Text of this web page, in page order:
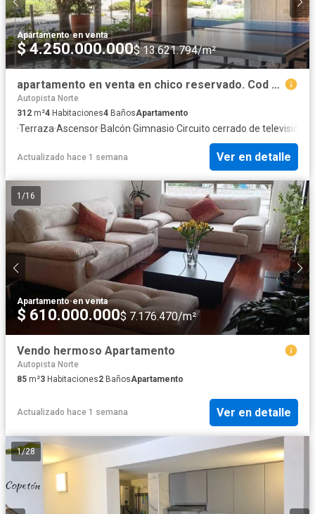
Apartamento·en venta
$ 4.250.000.000$ 13.621.794/m²
apartamento en venta en chico reservado. Cod V198
Autopista Norte
312 m²4 Habitaciones4 BañosApartamento
·Terraza·Ascensor·Balcón·Gimnasio·Circuito cerrado de televisión
Actualizado hace 1 semana Ver en detalle
1 /16
Apartamento·en venta
$ 610.000.000$ 7.176.470/m²
Vendo hermoso Apartamento
Autopista Norte
85 m²3 Habitaciones2 BañosApartamento
Actualizado hace 1 semana Ver en detalle
1/28